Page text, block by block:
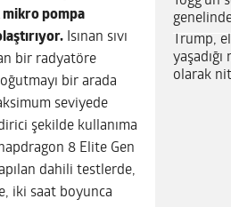
mikro pompa
Isınan sıvı
bir radyatöre
bir arada
seviyede
şekilde kullanıma
8 Elite Gen
dahili testlerde,
iki saat boyunca
Trump,
olarak